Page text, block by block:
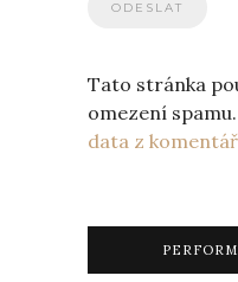
Tato stránka
omezení spamu.
data z